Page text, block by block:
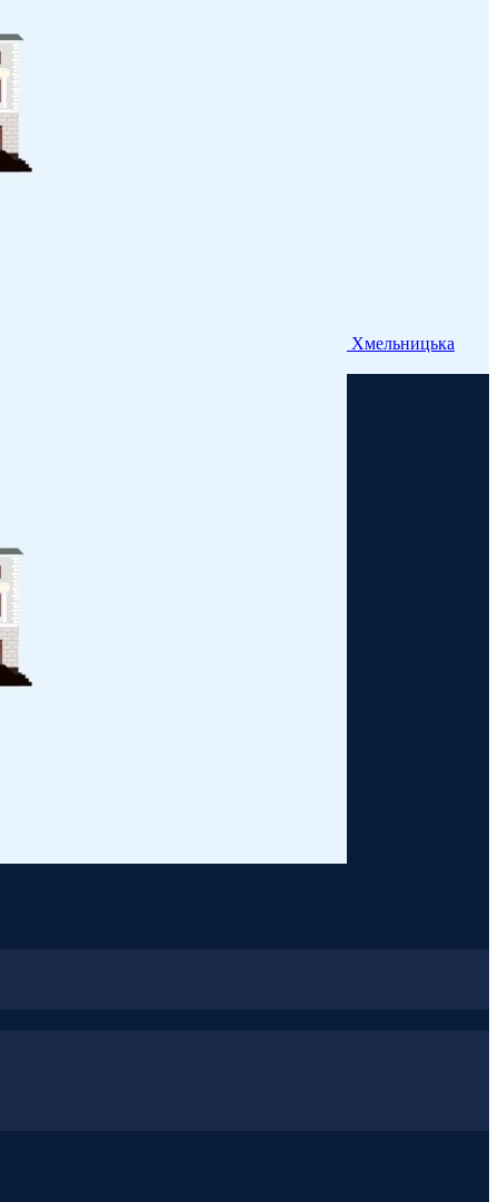
Хмельницька